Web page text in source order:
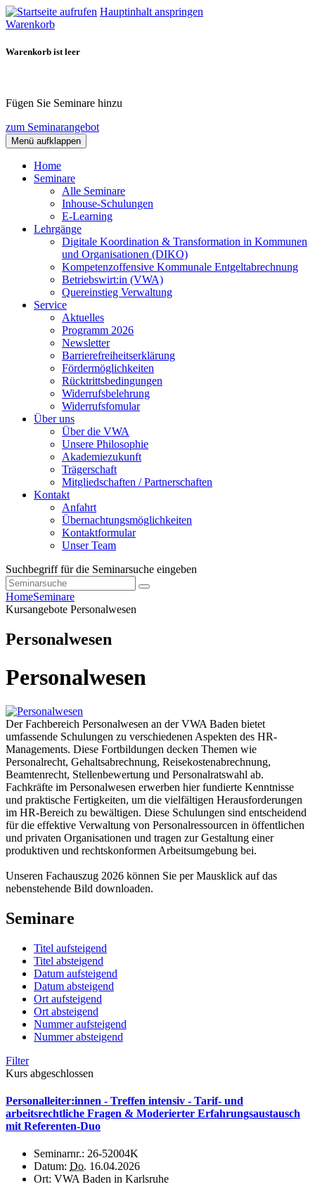
Hauptinhalt anspringen
Warenkorb
Warenkorb ist leer
Fügen Sie Seminare hinzu
zum Seminarangebot
Menü aufklappen
Home
Seminare
Alle Seminare
Inhouse-Schulungen
E-Learning
Lehrgänge
Digitale Koordination & Transformation in Kommunen
und Organisationen (DIKO)
Kompetenzoffensive Kommunale Entgeltabrechnung
Betriebswirt:in (VWA)
Quereinstieg Verwaltung
Service
Aktuelles
Programm 2026
Newsletter
Barrierefreiheitserklärung
Fördermöglichkeiten
Rücktrittsbedingungen
Widerrufsbelehrung
Widerrufsfomular
Über uns
Über die VWA
Unsere Philosophie
Akademiezukunft
Trägerschaft
Mitgliedschaften / Partnerschaften
Kontakt
Anfahrt
Übernachtungsmöglichkeiten
Kontaktformular
Unser Team
Suchbegriff für die Seminarsuche eingeben
HomeSeminare
Kursangebote Personalwesen
Personalwesen
Personalwesen
Der Fachbereich Personalwesen an der VWA Baden bietet
umfassende Schulungen zu verschiedenen Aspekten des HR-
Managements. Diese Fortbildungen decken Themen wie
Personalrecht, Gehaltsabrechnung, Reisekostenabrechnung,
Beamtenrecht, Stellenbewertung und Personalratswahl ab.
Fachkräfte im Personalwesen erwerben hier fundierte Kenntnisse
und praktische Fertigkeiten, um die vielfältigen Herausforderungen
im HR-Bereich zu bewältigen. Diese Schulungen sind entscheidend
für die effektive Verwaltung von Personalressourcen in öffentlichen
und privaten Organisationen und tragen zur Gestaltung einer
produktiven und rechtskonformen Arbeitsumgebung bei.
Unseren Fachauszug 2026 können Sie per Mausklick auf das
nebenstehende Bild downloaden.
Seminare
Titel aufsteigend
Titel absteigend
Datum aufsteigend
Datum absteigend
Ort aufsteigend
Ort absteigend
Nummer aufsteigend
Nummer absteigend
Filter
Kurs abgeschlossen
Personalleiter:innen - Treffen intensiv - Tarif- und
arbeitsrechtliche Fragen & Moderierter Erfahrungsaustausch
mit Referenten-Duo
Seminarnr.: 26-52004K
Datum: Do. 16.04.2026
Ort: VWA Baden in Karlsruhe